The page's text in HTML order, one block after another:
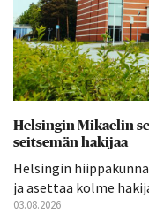
Helsingin Mikaelin
seitsemän hakijaa
Helsingin
ja asettaa kolme
03.08.2026